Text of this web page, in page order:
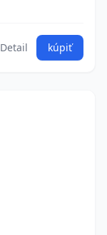
Detail kúpiť